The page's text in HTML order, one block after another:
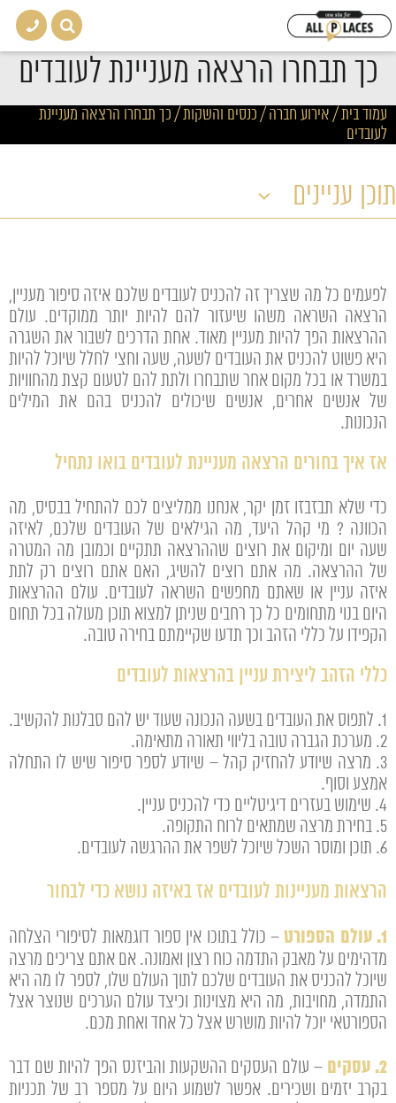
כך תבחרו הרצאה מעניינת לעובדים
עמוד בית/אירוע חברה / כנסים והשקות/כך תבחרו הרצאה מעניינת
לעובדים
תוכן עניינים
לפעמים כל מה שצריך זה להכניס לעובדים שלכם איזה סיפור מעניין,
הרצאה השראה משהו שיעזור להם להיות יותר ממוקדים. עולם
ההרצאות הפך להיות מעניין מאוד. אחת הדרכים לשבור את השגרה
היא פשוט להכניס את העובדים לשעה, שעה וחצי לחלל שיוכל להיות
במשרד או בכל מקום אחר שתבחרו ולתת להם לטעום קצת מהחוויות
של אנשים אחרים, אנשים שיכולים להכניס בהם את המילים
הנכונות.
אז איך בחורים הרצאה מעניינת לעובדים בואו נתחיל
כדי שלא תבזבזו זמן יקר, אנחנו ממליצים לכם להתחיל בבסיס, מה
הכוונה ? מי קהל היעד, מה הגילאים של העובדים שלכם, לאיזה
שעה יום ומיקום את רוצים שההרצאה תתקיים וכמובן מה המטרה
של ההרצאה. מה אתם רוצים להשיג, האם אתם רוצים רק לתת
איזה עניין או שאתם מחפשים השראה לעובדים. עולם ההרצאות
היום בנוי מתחומים כל כך רחבים שניתן למצוא תוכן מעולה בכל תחום
הקפידו על כללי הזהב וכך תדעו שקיימתם בחירה טובה.
כללי הזהב ליצירת עניין בהרצאות לעובדים
1. לתפוס את העובדים בשעה הנכונה שעוד יש להם סבלנות להקשיב.
2. מערכת הגברה טובה בליווי תאורה מתאימה.
3. מרצה שיודע להחזיק קהל – שיודע לספר סיפור שיש לו התחלה
אמצע וסוף.
4. שימוש בעזרים דיגיטליים כדי להכניס עניין.
5. בחירת מרצה שמתאים לרוח התקופה.
6. תוכן ומוסר השכל שיוכל לשפר את ההרגשה לעובדים.
הרצאות מעניינות לעובדים אז באיזה נושא כדי לבחור
1. עולם הספורט
– כולל בתוכו אין ספור דוגמאות לסיפורי הצלחה
מדהימים על מאבק התדמה כוח רצון ואמונה. אם אתם צריכים מרצה
שיוכל להכניס את העובדים שלכם לתוך העולם שלו, לספר לו מה היא
התמדה, מחויבות, מה היא מצוינות וכיצד עולם הערכים שנוצר אצל
הספורטאי יוכל להיות מושרש אצל כל אחד ואחת מכם.
2. עסקים
– עולם העסקים ההשקעות והביזנס הפך להיות שם דבר
בקרב יזמים ושכירים. אפשר לשמוע היום על מספר רב של תכניות